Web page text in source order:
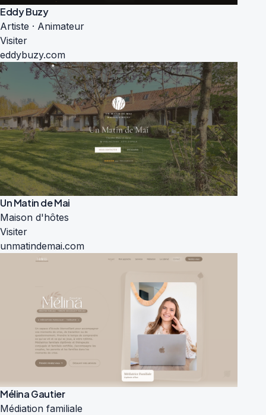
Eddy Buzy
Artiste · Animateur
Visiter
eddybuzy.com
Un Matin de Mai
Maison d'hôtes
Visiter
unmatindemai.com
Mélina Gautier
Médiation familiale